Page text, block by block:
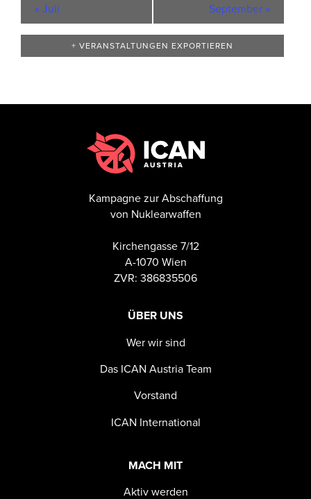
«Juli September»
+ VERANSTALTUNGEN EXPORTIEREN
Kampagne zur Abschaffung
von Nuklearwaffen
Kirchengasse 7/12
A-1070 Wien
ZVR: 386835506
ÜBER UNS
Wer wir sind
Das ICAN Austria Team
Vorstand
ICAN International
MACH MIT
Aktiv werden